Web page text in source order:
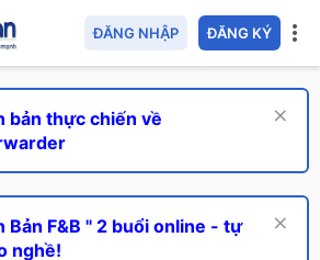
ĐĂNG NHẬP ĐĂNG KÝ
bản thực chiến về
Bản F&B " 2 buổi online - tự
nghề!